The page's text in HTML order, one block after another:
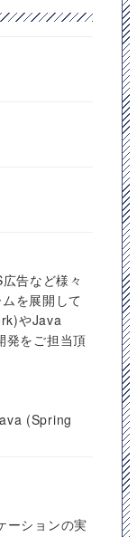
告など様々
を展開して
やJava
発をご担当頂
(Spring
ーションの実